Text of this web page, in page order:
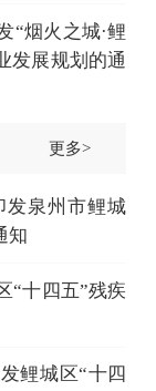
“烟火之城·鲤
发展规划的通
更多>
发泉州市鲤城
知
“十四五”残疾
鲤城区“十四